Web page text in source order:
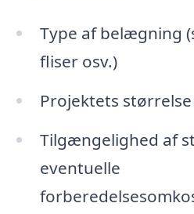
Type af belægning
fliser osv.)
Projektets
Tilgængelighed af
eventuelle